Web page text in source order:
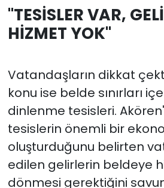
"TESİSLER VAR,
HİZMET YOK"
Vatandaşların dikkat
konu ise belde sınırları
dinlenme tesisleri.
tesislerin önemli bir
oluşturduğunu belirten
edilen gelirlerin beldeye
dönmesi gerektiğini